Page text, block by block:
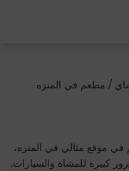
شاي / مطعم في المنزه
في موقع مثالي في المنزه،
كبيرة للمشاة والسيارات.